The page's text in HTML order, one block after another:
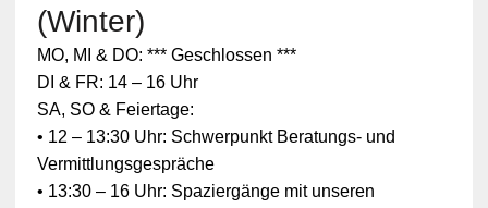
(Winter)
MO, MI & DO: *** Geschlossen ***
DI & FR: 14 – 16 Uhr
SA, SO & Feiertage:
• 12 – 13:30 Uhr: Schwerpunkt Beratungs- und
Vermittlungsgespräche
• 13:30 – 16 Uhr: Spaziergänge mit unseren